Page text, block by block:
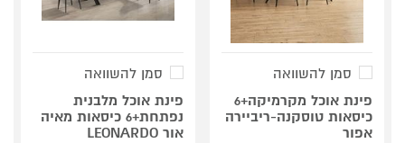
סמן להשוואה
פינת אוכל מקרמיקה+6
כיסאות טוסקנה-ריביירה
אפור
סמן להשוואה
פינת אוכל מלבנית
נפתחת+6 כיסאות מאיה
אור LEONARDO